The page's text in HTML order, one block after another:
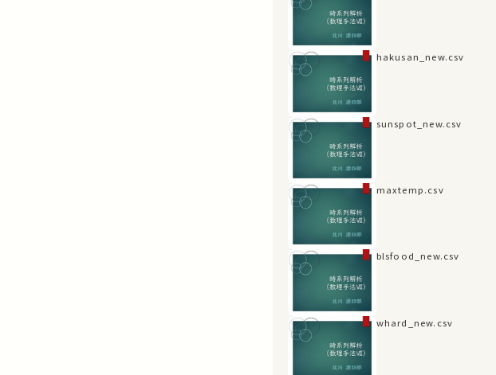
hakusan_new.csv
sunspot_new.csv
maxtemp.csv
blsfood_new.csv
whard_new.csv